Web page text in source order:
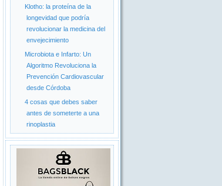
Klotho: la proteína de la
longevidad que podría
revolucionar la medicina del
envejecimiento
Microbiota e Infarto: Un
Algoritmo Revoluciona la
Prevención Cardiovascular
desde Córdoba
4 cosas que debes saber
antes de someterte a una
rinoplastia